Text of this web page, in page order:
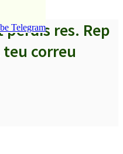
Telegram
perdis res. Rep
correu